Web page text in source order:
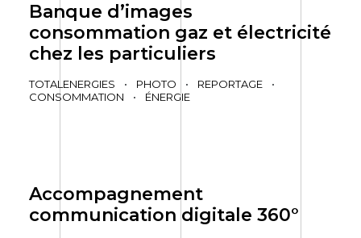
Banque d’images
consommation gaz et électricité
chez les particuliers
TOTALENERGIES • PHOTO • REPORTAGE
•
CONSOMMATION
• ÉNERGIE
Accompagnement
communication digitale 360°